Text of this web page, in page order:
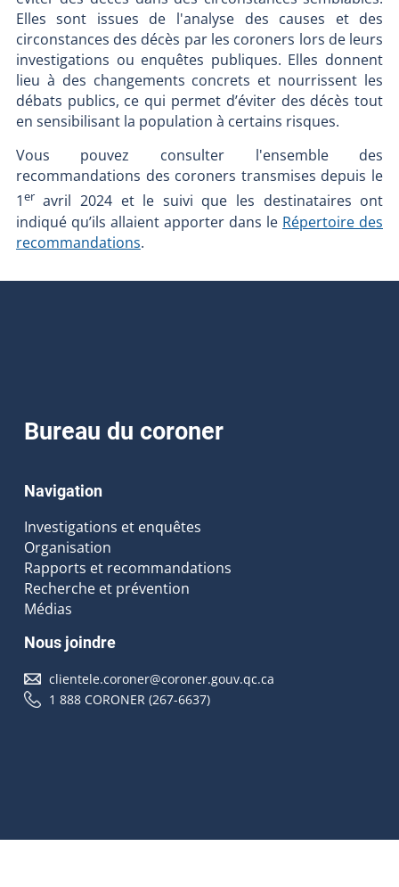
Elles sont issues de l'analyse des causes et des
circonstances des décès par les coroners lors de leurs
investigations ou enquêtes publiques. Elles donnent
lieu à des changements concrets et nourrissent les
débats publics, ce qui permet d’éviter des décès tout
en sensibilisant la population à certains risques.
Vous pouvez consulter l'ensemble des
recommandations des coroners transmises depuis le
1eravril 2024 et le suivi que les destinataires ont
indiqué qu’ils allaient apporter dans le Répertoire des
recommandations.
Bureau du coroner
Navigation
Investigations et enquêtes
Organisation
Rapports et recommandations
Recherche et prévention
Médias
Nous joindre
clientele.coroner@coroner.gouv.qc.ca
1 888 CORONER (267-6637)